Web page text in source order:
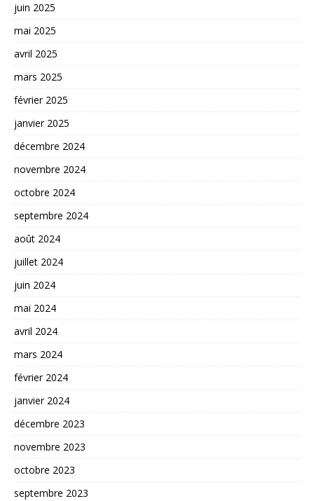
juin 2025
mai 2025
avril 2025
mars 2025
février 2025
janvier 2025
décembre 2024
novembre 2024
octobre 2024
septembre 2024
août 2024
juillet 2024
juin 2024
mai 2024
avril 2024
mars 2024
février 2024
janvier 2024
décembre 2023
novembre 2023
octobre 2023
septembre 2023